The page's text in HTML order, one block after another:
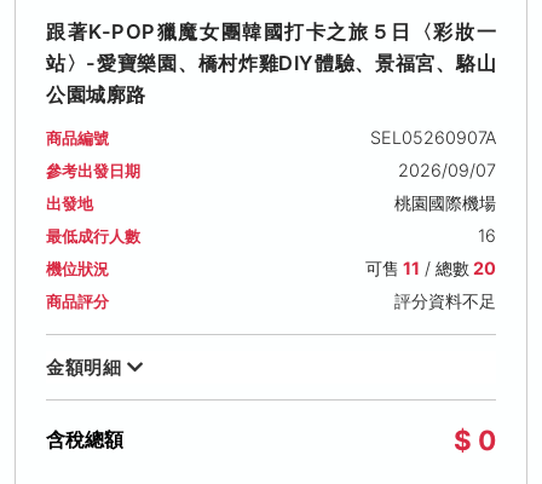
跟著K-POP獵魔女團韓國打卡之旅５日〈彩妝一
站〉-愛寶樂園、橋村炸雞DIY體驗、景福宮、駱山
公園城廓路
商品編號 SEL05260907A
參考出發日期 2026/09/07
出發地 桃園國際機場
最低成行人數 16
機位狀況 可售 11 / 總數20
商品評分 評分資料不足
金額明細
含稅總額 $ 0